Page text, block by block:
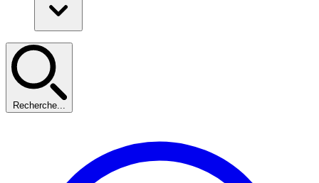
Recherche...